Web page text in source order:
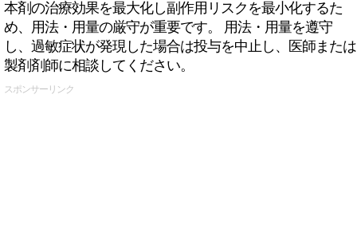
本剤の治療効果を最大化し副作用リスクを最小化するた
め、用法・用量の厳守が重要です。 用法・用量を遵守
し、過敏症状が発現した場合は投与を中止し、医師または
製剤剤師に相談してください。
スポンサーリンク